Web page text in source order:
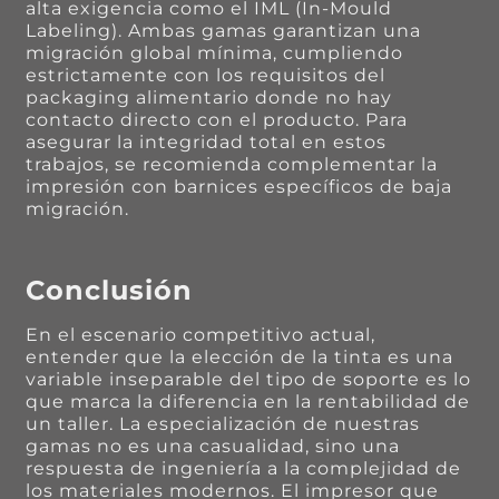
alta exigencia como el IML (In-Mould
Labeling). Ambas gamas garantizan una
migración global mínima, cumpliendo
estrictamente con los requisitos del
packaging alimentario donde no hay
contacto directo con el producto. Para
asegurar la integridad total en estos
trabajos, se recomienda complementar la
impresión con barnices específicos de baja
migración.
Conclusión
En el escenario competitivo actual,
entender que la elección de la tinta es una
variable inseparable del tipo de soporte es lo
que marca la diferencia en la rentabilidad de
un taller. La especialización de nuestras
gamas no es una casualidad, sino una
respuesta de ingeniería a la complejidad de
los materiales modernos. El impresor que